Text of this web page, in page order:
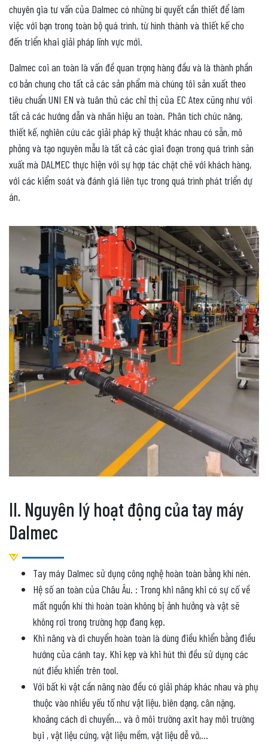
chuyên gia tư vấn của Dalmec có những bí quyết cần thiết để làm
việc với bạn trong toàn bộ quá trình, từ hình thành và thiết kế cho
đến triển khai giải pháp lĩnh vực mới.
Dalmec coi an toàn là vấn đề quan trọng hàng đầu và là thành phần
cơ bản chung cho tất cả các sản phẩm mà chúng tôi sản xuất theo
tiêu chuẩn UNI EN và tuân thủ các chỉ thị của EC Atex cũng như với
tất cả các hướng dẫn và nhãn hiệu an toàn. Phân tích chức năng,
thiết kế, nghiên cứu các giải pháp kỹ thuật khác nhau có sẵn, mô
phỏng và tạo nguyên mẫu là tất cả các giai đoạn trong quá trình sản
xuất mà DALMEC thực hiện với sự hợp tác chặt chẽ với khách hàng,
với các kiểm soát và đánh giá liên tục trong quá trình phát triển dự
án.
II. Nguyên lý hoạt động của tay máy
Dalmec
Tay máy Dalmec sử dụng công nghệ hoàn toàn bằng khí nén.
Hệ số an toàn của Châu Âu. : Trong khi nâng khi có sự cố về
mất nguồn khí thì hoàn toàn không bị ảnh hưởng và vật sẽ
không rơi trong trường hợp đang kẹp.
Khi nâng và di chuyển hoàn toàn là dùng điều khiển bằng điều
hướng của cánh tay. Khi kẹp và khi hút thì đều sử dụng các
nút điều khiển trên tool.
Với bất kì vật cần nâng nào đều có giải pháp khác nhau và phụ
thuộc vào nhiều yếu tố như vật liệu, biên dạng, cân nặng,
khoảng cách di chuyển… và ở môi trường axit hay môi trường
bụi , vật liệu cứng, vật liệu mềm, vật liệu dễ vỡ,…